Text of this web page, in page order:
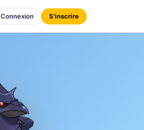
Connexion S'inscrire